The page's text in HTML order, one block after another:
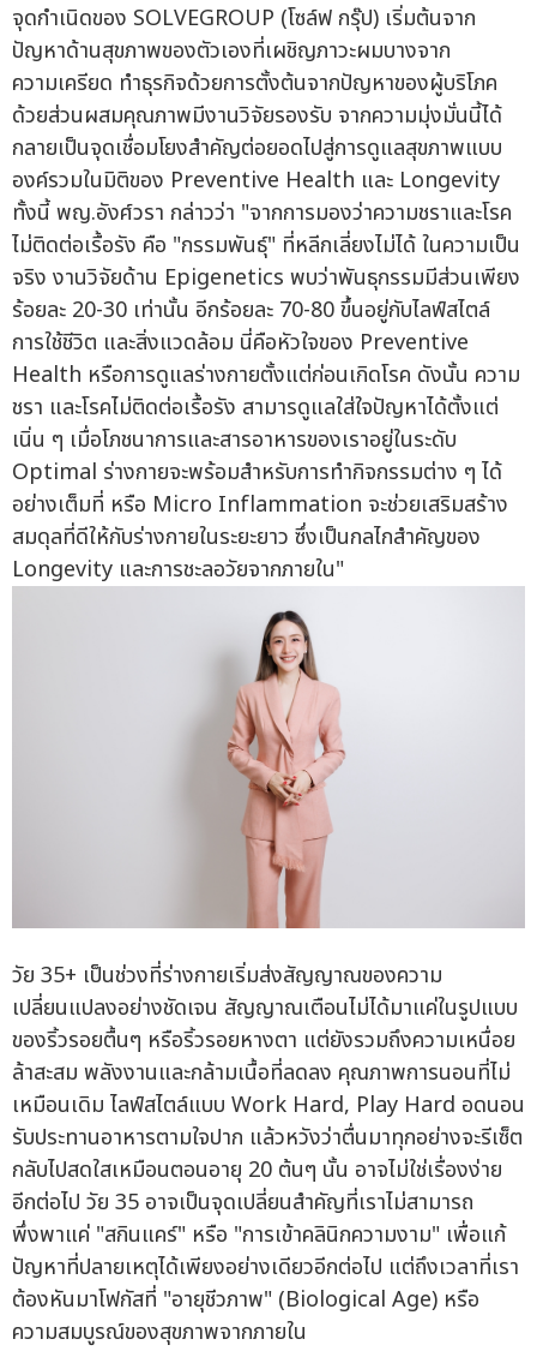
จุดกำเนิดของ SOLVEGROUP (โซล์ฟ กรุ๊ป) เริ่มต้นจาก
ปัญหาด้านสุขภาพของตัวเองที่เผชิญภาวะผมบางจาก
ความเครียด ทำธุรกิจด้วยการตั้งต้นจากปัญหาของผู้บริโภค
ด้วยส่วนผสมคุณภาพมีงานวิจัยรองรับ จากความมุ่งมั่นนี้ได้
กลายเป็นจุดเชื่อมโยงสำคัญต่อยอดไปสู่การดูแลสุขภาพแบบ
องค์รวมในมิติของ Preventive Health และ Longevity
ทั้งนี้ พญ.อังศ์วรา กล่าวว่า "จากการมองว่าความชราและโรค
ไม่ติดต่อเรื้อรัง คือ "กรรมพันธุ์" ที่หลีกเลี่ยงไม่ได้ ในความเป็น
จริง งานวิจัยด้าน Epigenetics พบว่าพันธุกรรมมีส่วนเพียง
ร้อยละ 20-30 เท่านั้น อีกร้อยละ 70-80 ขึ้นอยู่กับไลฟ์สไตล์
การใช้ชีวิต และสิ่งแวดล้อม นี่คือหัวใจของ Preventive
Health หรือการดูแลร่างกายตั้งแต่ก่อนเกิดโรค ดังนั้น ความ
ชรา และโรคไม่ติดต่อเรื้อรัง สามารดูแลใส่ใจปัญหาได้ตั้งแต่
เนิ่น ๆ เมื่อโภชนาการและสารอาหารของเราอยู่ในระดับ
Optimal ร่างกายจะพร้อมสำหรับการทำกิจกรรมต่าง ๆ ได้
อย่างเต็มที่ หรือ Micro Inflammation จะช่วยเสริมสร้าง
สมดุลที่ดีให้กับร่างกายในระยะยาว ซึ่งเป็นกลไกสำคัญของ
Longevity และการชะลอวัยจากภายใน"
วัย 35+ เป็นช่วงที่ร่างกายเริ่มส่งสัญญาณของความ
เปลี่ยนแปลงอย่างชัดเจน สัญญาณเตือนไม่ได้มาแค่ในรูปแบบ
ของริ้วรอยตื้นๆ หรือริ้วรอยหางตา แต่ยังรวมถึงความเหนื่อย
ล้าสะสม พลังงานและกล้ามเนื้อที่ลดลง คุณภาพการนอนที่ไม่
เหมือนเดิม ไลฟ์สไตล์แบบ Work Hard, Play Hard อดนอน
รับประทานอาหารตามใจปาก แล้วหวังว่าตื่นมาทุกอย่างจะรีเซ็ต
กลับไปสดใสเหมือนตอนอายุ 20 ต้นๆ นั้น อาจไม่ใช่เรื่องง่าย
อีกต่อไป วัย 35 อาจเป็นจุดเปลี่ยนสำคัญที่เราไม่สามารถ
พึ่งพาแค่ "สกินแคร์" หรือ "การเข้าคลินิกความงาม" เพื่อแก้
ปัญหาที่ปลายเหตุได้เพียงอย่างเดียวอีกต่อไป แต่ถึงเวลาที่เรา
ต้องหันมาโฟกัสที่ "อายุชีวภาพ" (Biological Age) หรือ
ความสมบูรณ์ของสุขภาพจากภายใน